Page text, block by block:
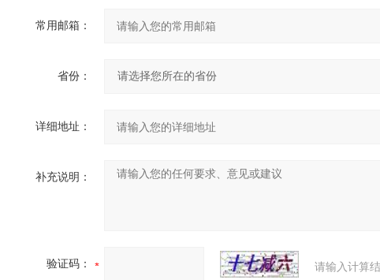
常用邮箱：
省份：
详细地址：
补充说明：
验证码： 请输入计算